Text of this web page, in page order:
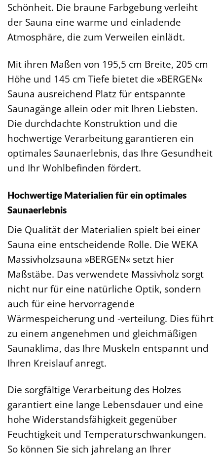
Schönheit. Die braune Farbgebung verleiht
der Sauna eine warme und einladende
Atmosphäre, die zum Verweilen einlädt.
Mit ihren Maßen von 195,5 cm Breite, 205 cm
Höhe und 145 cm Tiefe bietet die »BERGEN«
Sauna ausreichend Platz für entspannte
Saunagänge allein oder mit Ihren Liebsten.
Die durchdachte Konstruktion und die
hochwertige Verarbeitung garantieren ein
optimales Saunaerlebnis, das Ihre Gesundheit
und Ihr Wohlbefinden fördert.
Hochwertige Materialien für ein optimales
Saunaerlebnis
Die Qualität der Materialien spielt bei einer
Sauna eine entscheidende Rolle. Die WEKA
Massivholzsauna »BERGEN« setzt hier
Maßstäbe. Das verwendete Massivholz sorgt
nicht nur für eine natürliche Optik, sondern
auch für eine hervorragende
Wärmespeicherung und -verteilung. Dies führt
zu einem angenehmen und gleichmäßigen
Saunaklima, das Ihre Muskeln entspannt und
Ihren Kreislauf anregt.
Die sorgfältige Verarbeitung des Holzes
garantiert eine lange Lebensdauer und eine
hohe Widerstandsfähigkeit gegenüber
Feuchtigkeit und Temperaturschwankungen.
So können Sie sich jahrelang an Ihrer